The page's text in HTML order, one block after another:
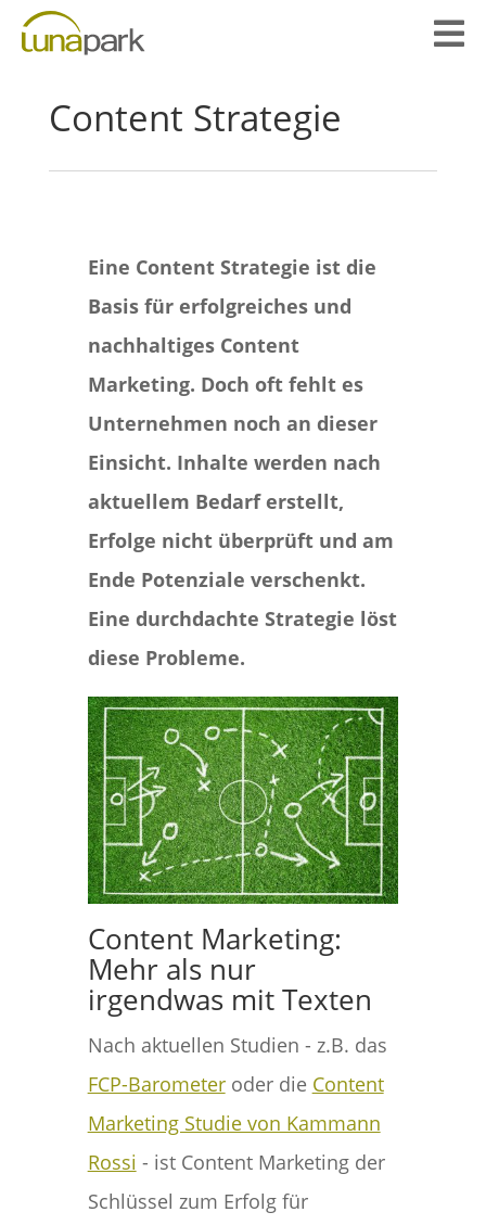

Content Strategie
Eine Content Strategie ist die
Basis für erfolgreiches und
nachhaltiges Content
Marketing. Doch oft fehlt es
Unternehmen noch an dieser
Einsicht. Inhalte werden nach
aktuellem Bedarf erstellt,
Erfolge nicht überprüft und am
Ende Potenziale verschenkt.
Eine durchdachte Strategie löst
diese Probleme.
Content Marketing:
Mehr als nur
irgendwas mit Texten
Nach aktuellen Studien - z.B. das
FCP-Barometeroder die Content
Marketing Studie von Kammann
Rossi - ist Content Marketing der
Schlüssel zum Erfolg für